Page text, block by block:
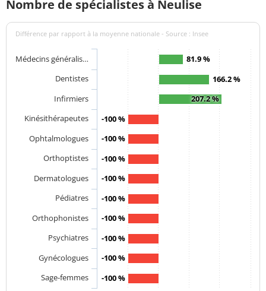
Nombre de spécialistes à Neulise
Différence par rapport à la moyenne nationale - Source : Insee
81.9 %
166.2 %
207.2 %
-100 %
-100 %
-100 %
-100 %
-100 %
-100 %
-100 %
-100 %
-100 %
Médecins généralis…
Dentistes
Infirmiers
Kinésithérapeutes
Ophtalmologues
Orthoptistes
Dermatologues
Pédiatres
Orthophonistes
Psychiatres
Gynécologues
Sage-femmes